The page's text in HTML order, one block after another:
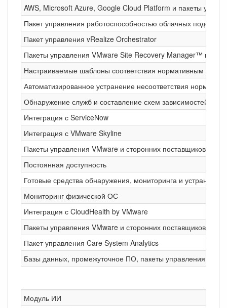
AWS, Microsoft Azure, Google Cloud Platform и пакеты
Пакет управления работоспособностью облачных подов и
Пакет управления vRealize Orchestrator
Пакеты управления VMware Site Recovery Manager™ и
Настраиваемые шаблоны соответствия нормативным
Автоматизированное устранение несоответствия
Обнаружение служб и составление схем зависимостей
Интеграция с ServiceNow
Интеграция с VMware Skyline
Пакеты управления VMware и сторонних поставщиков для
Постоянная доступность
Готовые средства обнаружения, мониторинга и
Мониторинг физической ОС
Интеграция с CloudHealth by VMware
Пакеты управления VMware и сторонних поставщиков для
Пакет управления Care System Analytics
Базы данных, промежуточное ПО, пакеты управления
Модуль ИИ